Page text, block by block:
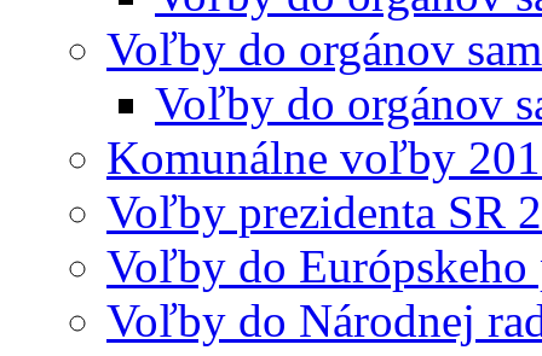
Voľby do orgánov
Voľby do orgánov
Komunálne voľby
Voľby prezidenta SR
Voľby do Európskeho
Voľby do Národnej